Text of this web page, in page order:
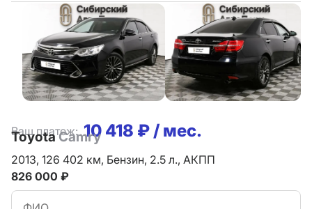
Ваш платеж: 10 418 ₽ / мес.
ToyotaCamry
2013, 126 402 км, Бензин, 2.5 л., АКПП
826 000 ₽